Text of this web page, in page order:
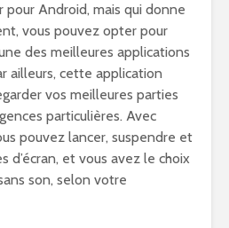
pour Android, mais qui donne
vous pouvez opter pour
des meilleures applications
ailleurs, cette application
vos meilleures parties
particulières. Avec
pouvez lancer, suspendre et
d’écran, et vous avez le choix
son, selon votre